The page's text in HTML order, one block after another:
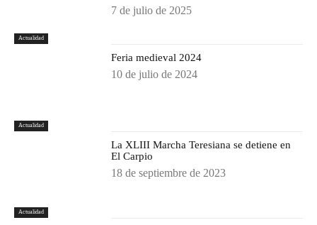
Actualidad
7 de julio de 2025
Actualidad
Feria medieval 2024
10 de julio de 2024
Actualidad
La XLIII Marcha Teresiana se detiene en
El Carpio
18 de septiembre de 2023